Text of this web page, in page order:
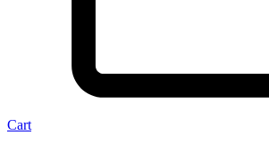
Cart